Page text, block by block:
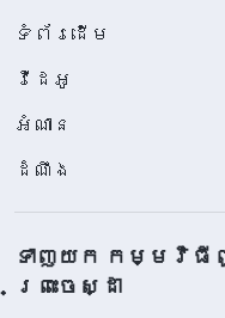
ទំព័រ​ដើម
វីដេអូ
អំណាន
ដំណឹង
ទាញយក កម្មវិធី
ព្រះចេស្ដា